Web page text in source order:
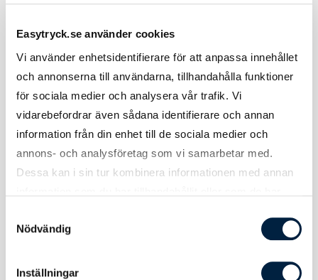
Easytryck.se använder cookies
Vi använder enhetsidentifierare för att anpassa innehållet
och annonserna till användarna, tillhandahålla funktioner
för sociala medier och analysera vår trafik. Vi
vidarebefordrar även sådana identifierare och annan
information från din enhet till de sociala medier och
annons- och analysföretag som vi samarbetar med.
Dessa kan i sin tur kombinera informationen med annan
Nödvändig
Inställningar
rostfritt stål. Lock: Polypropylen.
Volym 800 ml
Höjd 254 mm
Tryck